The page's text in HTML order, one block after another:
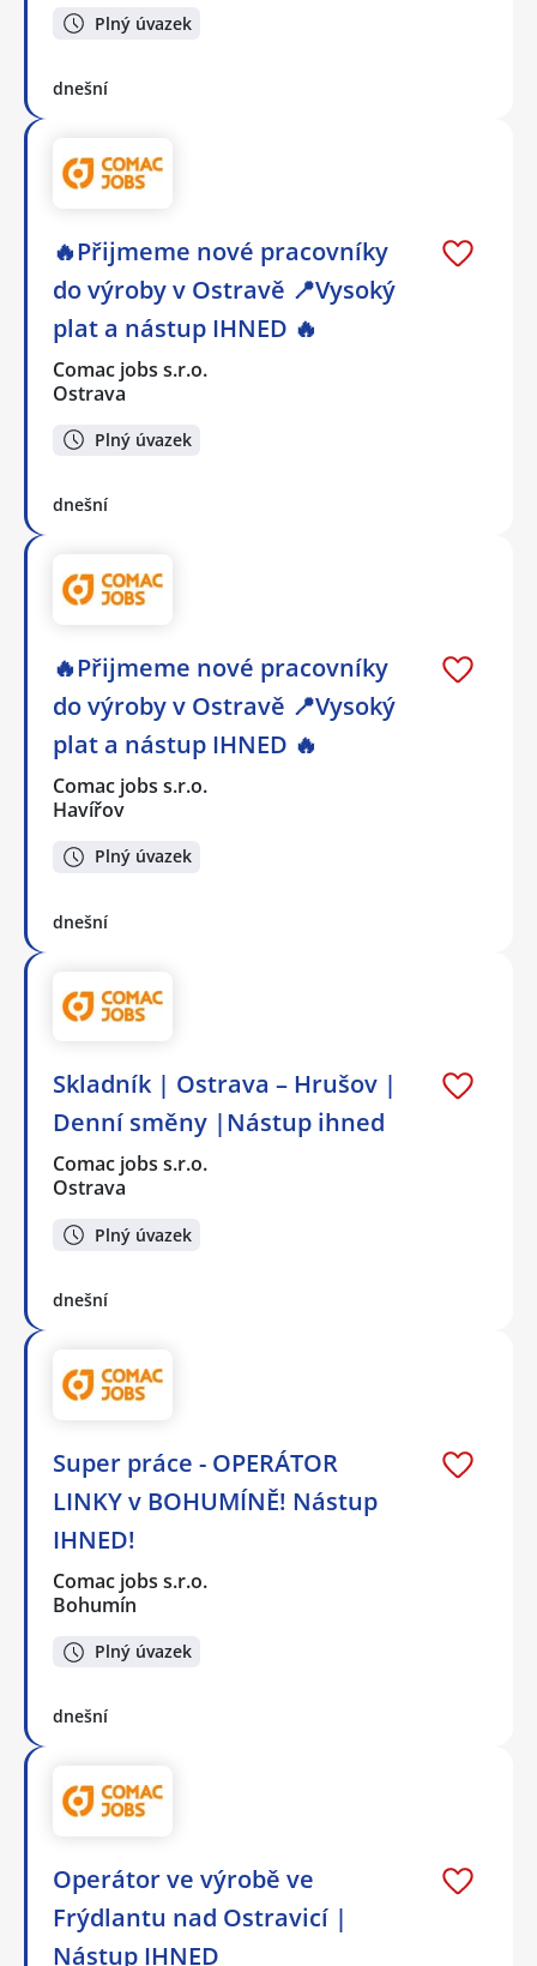
Plný úvazek
dnešní
🔥Přijmeme nové pracovníky
do výroby v Ostravě 📍Vysoký
plat a nástup IHNED 🔥
Comac jobs s.r.o.
Ostrava
Plný úvazek
dnešní
🔥Přijmeme nové pracovníky
do výroby v Ostravě 📍Vysoký
plat a nástup IHNED 🔥
Comac jobs s.r.o.
Havířov
Plný úvazek
dnešní
Skladník | Ostrava – Hrušov |
Denní směny |Nástup ihned
Comac jobs s.r.o.
Ostrava
Plný úvazek
dnešní
Super práce - OPERÁTOR
LINKY v BOHUMÍNĚ! Nástup
IHNED!
Comac jobs s.r.o.
Bohumín
Plný úvazek
dnešní
Operátor ve výrobě ve
Frýdlantu nad Ostravicí |
Nástup IHNED